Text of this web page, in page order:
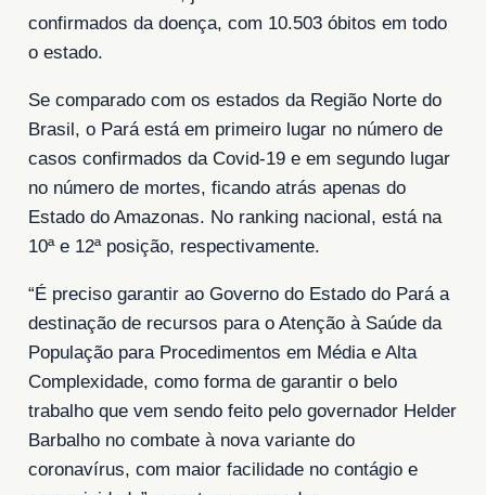
confirmados da doença, com 10.503 óbitos em todo
o estado.
Se comparado com os estados da Região Norte do
Brasil, o Pará está em primeiro lugar no número de
casos confirmados da Covid-19 e em segundo lugar
no número de mortes, ficando atrás apenas do
Estado do Amazonas. No ranking nacional, está na
10ª e 12ª posição, respectivamente.
“É preciso garantir ao Governo do Estado do Pará a
destinação de recursos para o Atenção à Saúde da
População para Procedimentos em Média e Alta
Complexidade, como forma de garantir o belo
trabalho que vem sendo feito pelo governador Helder
Barbalho no combate à nova variante do
coronavírus, com maior facilidade no contágio e